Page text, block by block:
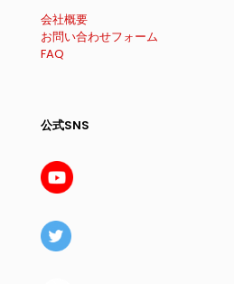
会社概要
お問い合わせフォーム
FAQ
公式SNS